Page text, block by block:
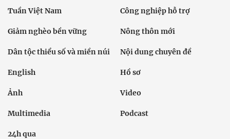
Tuần Việt Nam Công nghiệp hỗ trợ
Giảm nghèo bền vững Nông thôn mới
Dân tộc thiểu số và miền núi Nội dung chuyên đề
English Hồ sơ
Ảnh Video
Multimedia Podcast
24h qua